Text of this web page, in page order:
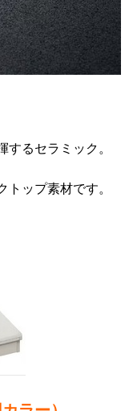
るセラミック。
ップ素材です。